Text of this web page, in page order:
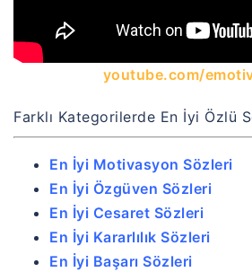
youtube.com/
Farklı Kategorilerde En İyi Özlü
En İyi Motivasyon Sözleri
En İyi Özgüven Sözleri
En İyi Cesaret Sözleri
En İyi Kararlılık Sözleri
En İyi Başarı Sözleri